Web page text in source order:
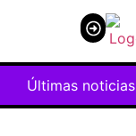
Últimas noticias
ante el Villarreal